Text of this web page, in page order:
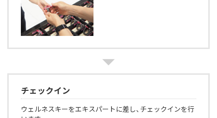
チェックイン
ウェルネスキーをエキスパートに差し、チェックインを行